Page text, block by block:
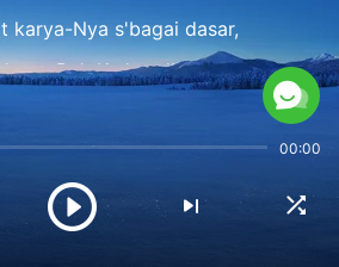
karya-Nya s'bagai dasar,
Roh Kudus s'karang,
Bait 3
ikut karya Roh Kudus?
ikut t'rang-Nya s'karang,
00:00